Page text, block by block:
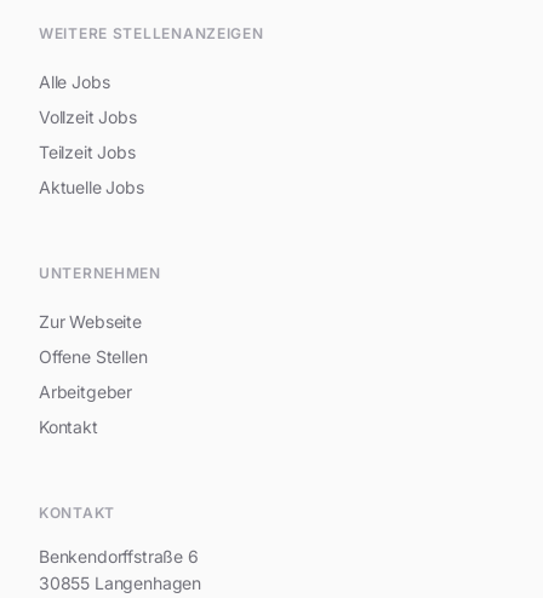
WEITERE STELLENANZEIGEN
Alle Jobs
Vollzeit Jobs
Teilzeit Jobs
Aktuelle Jobs
UNTERNEHMEN
Zur Webseite
Offene Stellen
Arbeitgeber
Kontakt
KONTAKT
Benkendorffstraße 6
30855 Langenhagen
Hi, ich bin Ieva Mazelyte (Recruiterin &